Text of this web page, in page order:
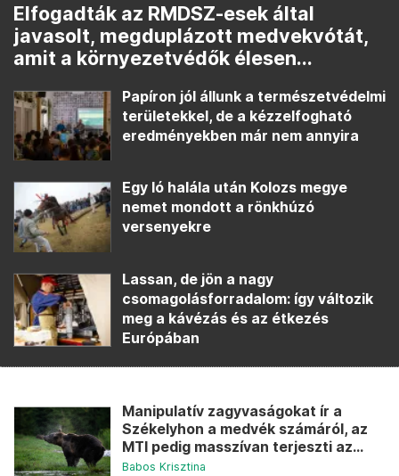
Elfogadták az RMDSZ-esek által
javasolt, megduplázott medvekvótát,
amit a környezetvédők élesen...
Papíron jól állunk a természetvédelmi
területekkel, de a kézzelfogható
eredményekben már nem annyira
Egy ló halála után Kolozs megye
nemet mondott a rönkhúzó
versenyekre
Lassan, de jön a nagy
csomagolásforradalom: így változik
meg a kávézás és az étkezés
Európában
Manipulatív zagyvaságokat ír a
Székelyhon a medvék számáról, az
MTI pedig masszívan terjeszti az...
Babos Krisztina